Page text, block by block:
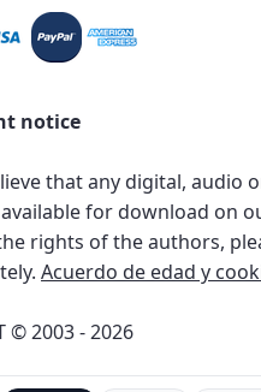
notice
that any digital, audio
for download on
rights of the authors,
Acuerdo de edad y
© 2003 - 2026